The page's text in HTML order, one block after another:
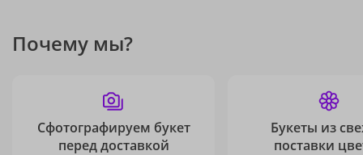
Почему мы?
Сфотографируем букет
перед доставкой
Букеты из
поставки